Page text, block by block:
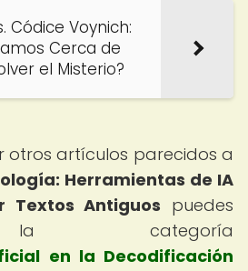
Códice Voynich:
Cerca de
el Misterio?
otros artículos parecidos a
Herramientas de IA
Textos Antiguos puedes
categoría
en la Decodificación